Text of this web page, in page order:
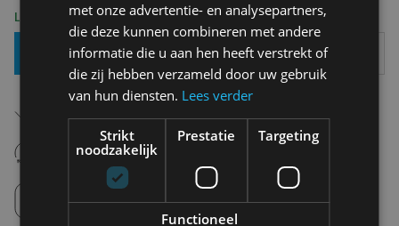
Levering 2-3 Werkdagen
Toevoegen Aan Mandje
Gratis verzending in België
Vanaf €75,00
14 dagen om te retourneren
Nooit meer spijt van krijgen
Click en Collect
Afhalen in de winkel tussen 10u-18u.
met onze advertentie- en analysepartners,
die deze kunnen combineren met andere
informatie die u aan hen heeft verstrekt of
die zij hebben verzameld door uw gebruik
van hun diensten. Lees verder
Strikt
noodzakelijk
Prestatie Targeting
Functioneel